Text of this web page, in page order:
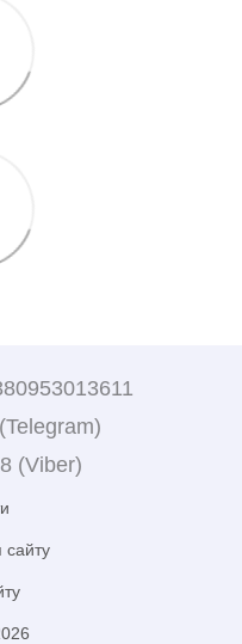
(Viber)
сайту